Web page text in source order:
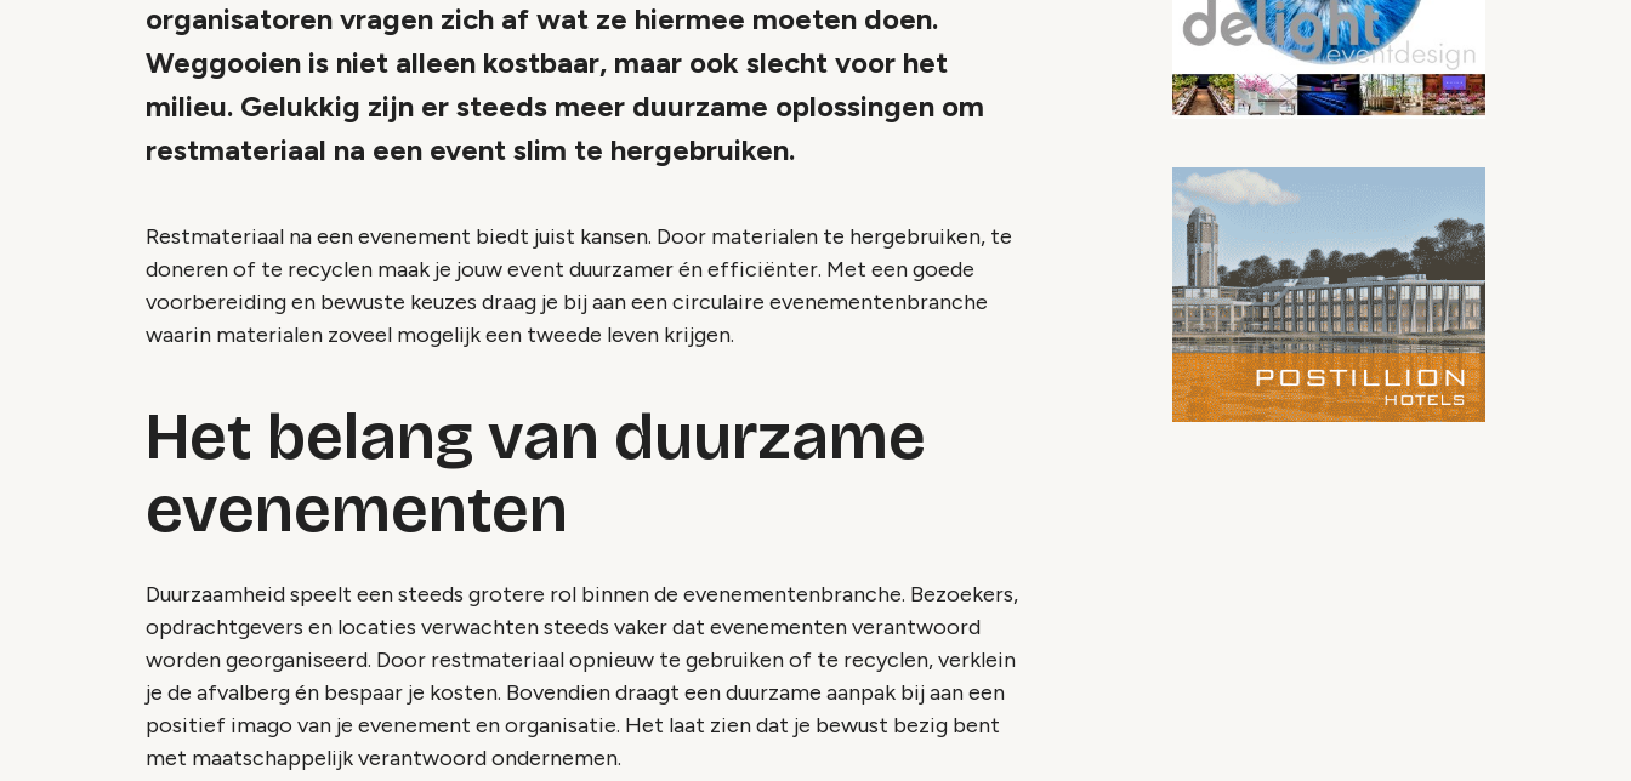
organisatoren vragen zich af wat ze hiermee moeten doen.
Weggooien is niet alleen kostbaar, maar ook slecht voor het
milieu. Gelukkig zijn er steeds meer duurzame oplossingen om
restmateriaal na een event slim te hergebruiken.
Restmateriaal na een evenement biedt juist kansen. Door materialen te hergebruiken, te
doneren of te recyclen maak je jouw event duurzamer én efficiënter. Met een goede
voorbereiding en bewuste keuzes draag je bij aan een circulaire evenementenbranche
waarin materialen zoveel mogelijk een tweede leven krijgen.
Het belang van duurzame
evenementen
Duurzaamheid speelt een steeds grotere rol binnen de evenementenbranche. Bezoekers,
opdrachtgevers en locaties verwachten steeds vaker dat evenementen verantwoord
worden georganiseerd. Door restmateriaal opnieuw te gebruiken of te recyclen, verklein
je de afvalberg én bespaar je kosten. Bovendien draagt een duurzame aanpak bij aan een
positief imago van je evenement en organisatie. Het laat zien dat je bewust bezig bent
met maatschappelijk verantwoord ondernemen.